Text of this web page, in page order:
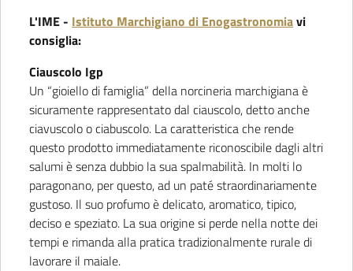
L'IME - Istituto Marchigiano di Enogastronomiavi
consiglia:
Ciauscolo Igp
Un “gioiello di famiglia” della norcineria marchigiana è
sicuramente rappresentato dal ciauscolo, detto anche
ciavuscolo o ciabuscolo. La caratteristica che rende
questo prodotto immediatamente riconoscibile dagli altri
salumi è senza dubbio la sua spalmabilità. In molti lo
paragonano, per questo, ad un paté straordinariamente
gustoso. Il suo profumo è delicato, aromatico, tipico,
deciso e speziato. La sua origine si perde nella notte dei
tempi e rimanda alla pratica tradizionalmente rurale di
lavorare il maiale.